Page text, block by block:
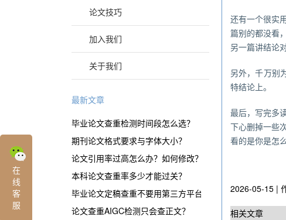
论文技巧
加入我们
关于我们
最新文章
毕业论文查重检测时间段怎么选？
期刊论文格式要求与字体大小？
论文引用率过高怎么办？如何修改？
本科论文查重率多少才能过关？
毕业论文定稿查重不要用第三方平台？
论文查重AIGC检测只会查正文？
还有一个很实
篇别的都没看
另一篇讲结论
另外，千万别
特结论上。
最后，写完多
下心删掉一些
看的是你是怎
2026-05-15 |
相关文章
在
线
客
服